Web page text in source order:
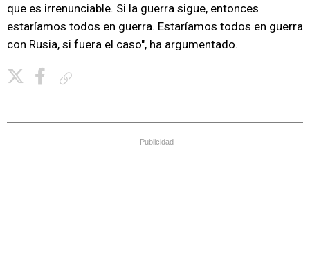
que es irrenunciable. Si la guerra sigue, entonces
estaríamos todos en guerra. Estaríamos todos en guerra
con Rusia, si fuera el caso", ha argumentado.
Publicidad